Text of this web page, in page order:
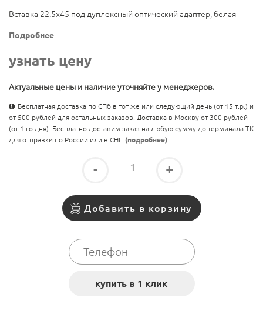
Вставка 22.5х45 под дуплексный оптический адаптер, белая
Подробнее
узнать цену
Актуальные цены и наличие уточняйте у менеджеров.
Бесплатная доставка по СПб в тот же или следующий день (от 15 т.р.) и
от 500 рублей для остальных заказов. Доставка в Москву от 300 рублей
(от 1-го дня). Бесплатно доставим заказ на любую сумму до терминала ТК
для отправки по России или в СНГ. (подробнее)
- +
Добавить в корзину